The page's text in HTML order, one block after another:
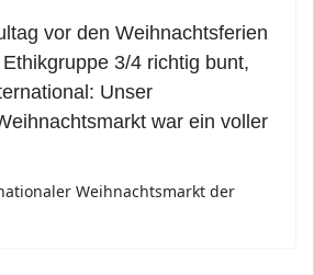
vor den Weihnachtsferien
3/4 richtig bunt,
Unser
war ein voller
Weihnachtsmarkt der